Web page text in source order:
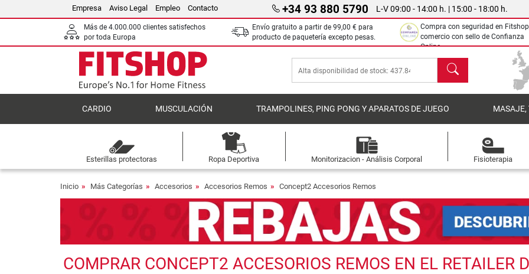
Empresa Aviso Legal Empleo Contacto +34 93 880 5790 L-V 09:00 - 14:00 h. | 15:00 - 18:00 h.
Más de 4.000.000 clientes satisfechos
por toda Europa
Envío gratuito a partir de 99,00 € para
producto de paquetería excepto pesas.
Compra con seguridad en
comercio con sello de Confianza
Online.
Buscar
CARDIO MUSCULACIÓN TRAMPOLINES, PING PONG Y APARATOS DE JUEGO MASAJE,
Esterillas protectoras Ropa Deportiva Monitorizacion - Análisis Corporal Fisioterapia
Inicio Más Categorías Accesorios Accesorios Remos Concept2 Accesorios Remos
COMPRAR CONCEPT2 ACCESORIOS REMOS EN EL RETAILER